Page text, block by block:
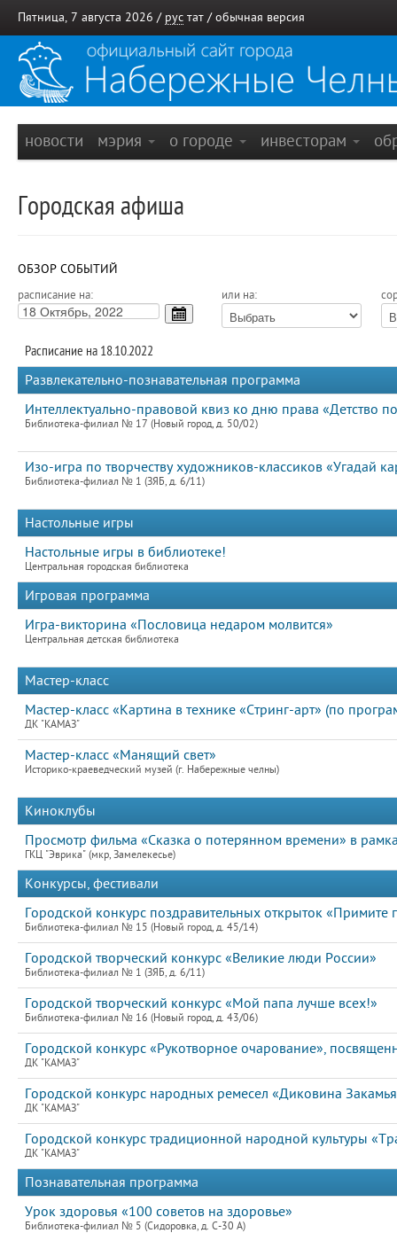
Пятница, 7 августа 2026 / рус тат / обычная версия
новости мэрия о городе инвесторам
Городская афиша
ОБЗОР СОБЫТИЙ
расписание на: или на:
Расписание на 18.10.2022
Развлекательно-познавательная программа
Интеллектуально-правовой квиз ко дню права «Детство
Библиотека-филиал № 17 (Новый город, д. 50/02)
Изо-игра по творчеству художников-классиков «Угадай
Библиотека-филиал № 1 (ЗЯБ, д. 6/11)
Настольные игры
Настольные игры в библиотеке!
Центральная городская библиотека
Игровая программа
Игра-викторина «Пословица недаром молвится»
Центральная детская библиотека
Мастер-класс
Мастер-класс «Картина в технике «Стринг-арт» (по
ДК "КАМАЗ"
Мастер-класс «Манящий свет»
Историко-краеведческий музей (г. Набережные челны)
Киноклубы
Просмотр фильма «Сказка о потерянном времени» в
ГКЦ "Эврика" (мкр, Замелекесье)
Конкурсы, фестивали
Городской конкурс поздравительных открыток «Примите
Библиотека-филиал № 15 (Новый город, д. 45/14)
Городской творческий конкурс «Великие люди России»
Библиотека-филиал № 1 (ЗЯБ, д. 6/11)
Городской творческий конкурс «Мой папа лучше всех!»
Библиотека-филиал № 16 (Новый город, д. 43/06)
Городской конкурс «Рукотворное очарование»,
ДК "КАМАЗ"
Городской конкурс народных ремесел «Диковина
ДК "КАМАЗ"
Городской конкурс традиционной народной культуры
ДК "КАМАЗ"
Познавательная программа
Урок здоровья «100 советов на здоровье»
Библиотека-филиал № 5 (Сидоровка, д. С-30 А)